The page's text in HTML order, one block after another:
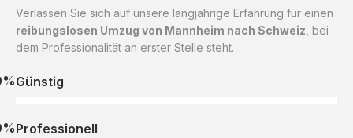
Verlassen Sie sich auf unsere langjährige Erfahrung für einen
reibungslosen Umzug von Mannheim nach Schweiz , bei
dem Professionalität an erster Stelle steht.
Günstig
Professionell